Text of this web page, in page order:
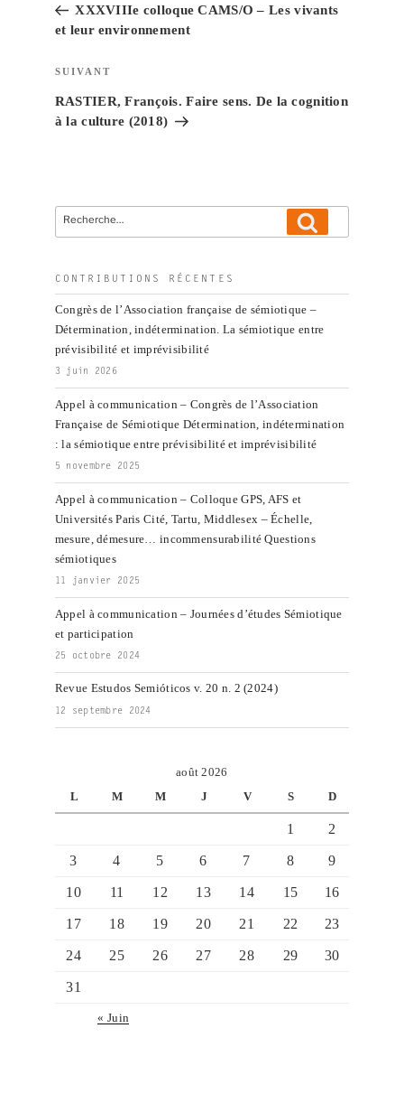
l’article
XXXVIIIe colloque CAMS/O – Les vivants
et leur environnement
Article
SUIVANT
RASTIER, François. Faire sens. De la cognition
à la culture (2018)
Recherche
pour
CONTRIBUTIONS RÉCENTES
Congrès de l’Association française de sémiotique –
Détermination, indétermination. La sémiotique entre
prévisibilité et imprévisibilité
3 juin 2026
Appel à communication – Congrès de l’Association
Française de Sémiotique Détermination, indétermination
: la sémiotique entre prévisibilité et imprévisibilité
5 novembre 2025
Appel à communication – Colloque GPS, AFS et
Universités Paris Cité, Tartu, Middlesex – Échelle,
mesure, démesure… incommensurabilité Questions
sémiotiques
11 janvier 2025
Appel à communication – Journées d’études Sémiotique
et participation
25 octobre 2024
Revue Estudos Semióticos v. 20 n. 2 (2024)
12 septembre 2024
août 2026
L
M M J V S D
1 2
3 4 5 6 7 8 9
10 11 12 13 14 15 16
17 18 19 20 21 22 23
24 25 26 27 28 29 30
31
« Juin